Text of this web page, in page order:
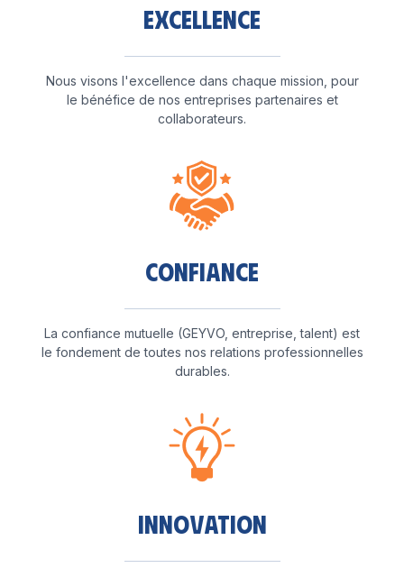
Excellence
Nous visons l'excellence dans chaque mission, pour
le bénéfice de nos entreprises partenaires et
collaborateurs.
Confiance
La confiance mutuelle (GEYVO, entreprise, talent) est
le fondement de toutes nos relations professionnelles
durables.
Innovation